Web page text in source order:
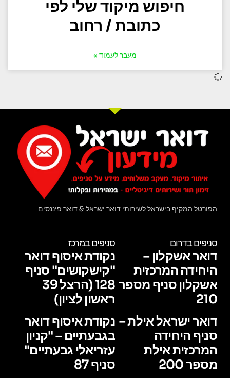
חיפוש מיקוד שלי לפי
כתובת / רחוב
מעבר לעמוד »
הפורטל המקיף בישראל לשירותי דואר ישראל & דואר פיננסים
סניפים בדרום
דואר אשקלון –
היחידה המרכזית
אשקלון סניף מספר
210
דואר ישראל אילת –
סניף היחידה
המרכזית אילת
מספר 200
סניפים במרכז
נקודת איסוף דואר
"קישקושים" סניף
128 (הרצל 39
ראשון לציון)
נקודת איסוף דואר
בגבעתיים – "קניון
עזריאלי גבעתיים"
סניף 87